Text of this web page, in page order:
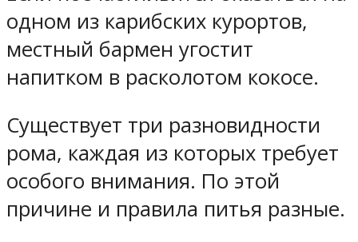
одном из карибских курортов,
местный бармен угостит
напитком в расколотом кокосе.
Существует три разновидности
рома, каждая из которых требует
особого внимания. По этой
причине и правила питья разные.